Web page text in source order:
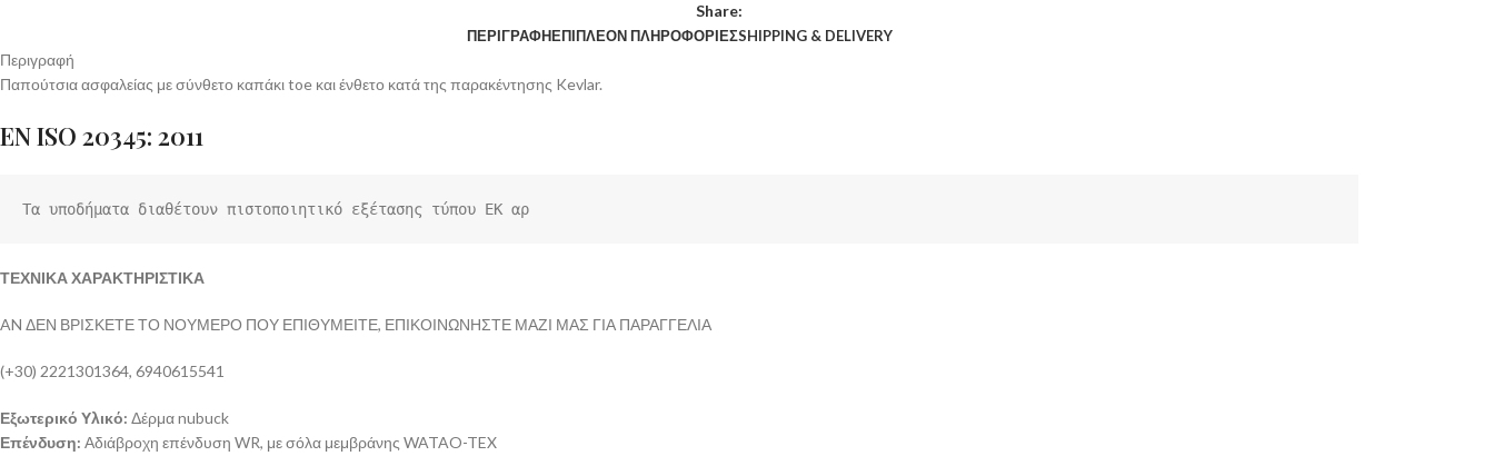
Share:
ΠΕΡΙΓΡΑΦΉΕΠΙΠΛΈΟΝ ΠΛΗΡΟΦΟΡΊΕΣSHIPPING & DELIVERY
Περιγραφή
Παπούτσια ασφαλείας με σύνθετο καπάκι toe και ένθετο κατά της παρακέντησης Kevlar.
EN ISO 20345: 2011
Τα υποδήματα διαθέτουν πιστοποιητικό εξέτασης τύπου ΕΚ αρ
ΤΕΧΝΙΚΑ ΧΑΡΑΚΤΗΡΙΣΤΙΚΑ
AN ΔΕΝ ΒΡΙΣΚΕΤΕ ΤΟ ΝΟΥΜΕΡΟ ΠΟΥ ΕΠΙΘΥΜΕΙΤΕ, ΕΠΙΚΟΙΝΩΝΗΣΤΕ ΜΑΖΙ ΜΑΣ ΓΙΑ ΠΑΡΑΓΓΕΛΙΑ
(+30) 2221301364, 6940615541
Εξωτερικό Υλικό: Δέρμα nubuck
Επένδυση: Αδιάβροχη επένδυση WR, με σόλα μεμβράνης WATAO-TEX